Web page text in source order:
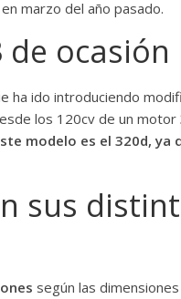
marzo del año pasado.
de ocasión
ido introduciendo
los 120cv de un
modelo es el 320d, ya
sus
según las